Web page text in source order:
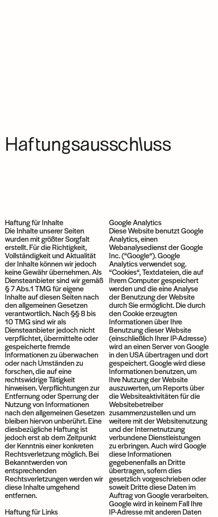
Haftungsausschluss
Haftung für Inhalte
Die Inhalte unserer Seiten
wurden mit größter Sorgfalt
erstellt. Für die Richtigkeit,
Vollständigkeit und Aktualität
der Inhalte können wir jedoch
keine Gewähr übernehmen. Als
Diensteanbieter sind wir gemäß
§ 7 Abs.1 TMG für eigene
Inhalte auf diesen Seiten nach
den allgemeinen Gesetzen
verantwortlich. Nach §§ 8 bis
10 TMG sind wir als
Diensteanbieter jedoch nicht
verpflichtet, übermittelte oder
gespeicherte fremde
Informationen zu überwachen
oder nach Umständen zu
forschen, die auf eine
rechtswidrige Tätigkeit
hinweisen. Verpflichtungen zur
Entfernung oder Sperrung der
Nutzung von Informationen
nach den allgemeinen Gesetzen
bleiben hiervon unberührt. Eine
diesbezügliche Haftung ist
jedoch erst ab dem Zeitpunkt
der Kenntnis einer konkreten
Rechtsverletzung möglich. Bei
Bekanntwerden von
entsprechenden
Rechtsverletzungen werden wir
diese Inhalte umgehend
entfernen.
Haftung für Links
Google Analytics
Diese Website benutzt Google
Analytics, einen
Webanalysedienst der Google
Inc. (“Google“). Google
Analytics verwendet sog.
“Cookies“, Textdateien, die auf
Ihrem Computer gespeichert
werden und die eine Analyse
der Benutzung der Website
durch Sie ermöglicht. Die durch
den Cookie erzeugten
Informationen über Ihre
Benutzung dieser Website
(einschließlich Ihrer IP-Adresse)
wird an einen Server von Google
in den USA übertragen und dort
gespeichert. Google wird diese
Informationen benutzen, um
Ihre Nutzung der Website
auszuwerten, um Reports über
die Websiteaktivitäten für die
Websitebetreiber
zusammenzustellen und um
weitere mit der Websitenutzung
und der Internetnutzung
verbundene Dienstleistungen
zu erbringen. Auch wird Google
diese Informationen
gegebenenfalls an Dritte
übertragen, sofern dies
gesetzlich vorgeschrieben oder
soweit Dritte diese Daten im
Auftrag von Google verarbeiten.
Google wird in keinem Fall Ihre
IP-Adresse mit anderen Daten